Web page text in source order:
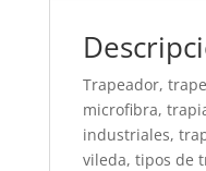
Trapeador,
microfibra,
industriales,
vileda, tipos de